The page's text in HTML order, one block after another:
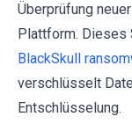
Überprüfung
Plattform. Dieses
BlackSkull
verschlüsselt
Entschlüsselung.